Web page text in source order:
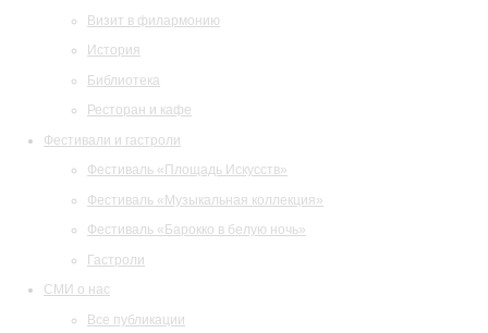
Визит в филармонию
История
Библиотека
Ресторан и кафе
Фестивали и гастроли
Фестиваль «Площадь Искусств»
Фестиваль «Музыкальная коллекция»
Фестиваль «Барокко в белую ночь»
Гастроли
СМИ о нас
Все публикации